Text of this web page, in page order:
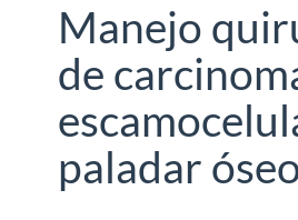
Manejo
de
paladar